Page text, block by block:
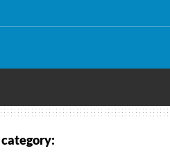
category: